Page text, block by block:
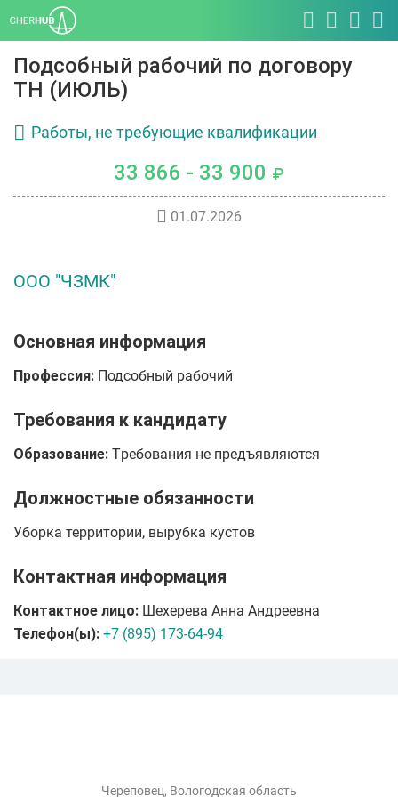
Подсобный рабочий по договору
ТН (ИЮЛЬ)
Работы, не требующие квалификации
33 866 - 33 900 ₽
01.07.2026
ООО "ЧЗМК"
Основная информация
Профессия: Подсобный рабочий
Требования к кандидату
Образование: Tребования не предъявляются
Должностные обязанности
Уборка территории, вырубка кустов
Контактная информация
Контактное лицо: Шехерева Анна Андреевна
Телефон(ы): +7 (895) 173-64-94
Череповец, Вологодская область